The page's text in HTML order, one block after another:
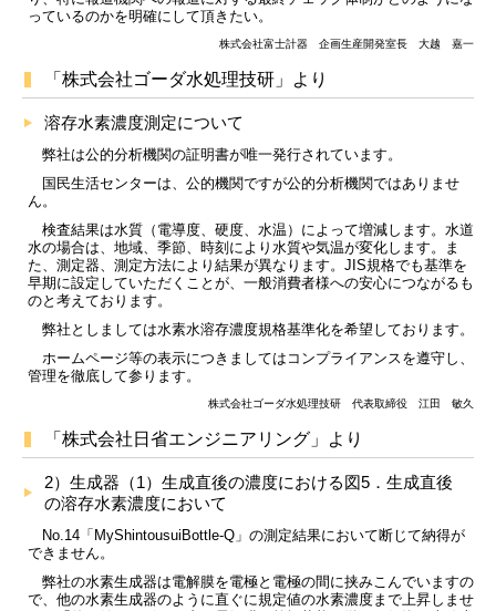
っているのかを明確にして頂きたい。
株式会社富士計器 企画生産開発室長 大越 嘉一
「株式会社ゴーダ水処理技研」より
溶存水素濃度測定について
弊社は公的分析機関の証明書が唯一発行されています。
国民生活センターは、公的機関ですが公的分析機関ではありませ
ん。
検査結果は水質（電導度、硬度、水温）によって増減します。水道
水の場合は、地域、季節、時刻により水質や気温が変化します。ま
た、測定器、測定方法により結果が異なります。JIS規格でも基準を
早期に設定していただくことが、一般消費者様への安心につながるも
のと考えております。
弊社としましては水素水溶存濃度規格基準化を希望しております。
ホームページ等の表示につきましてはコンプライアンスを遵守し、
管理を徹底して参ります。
株式会社ゴーダ水処理技研 代表取締役 江田 敏久
「株式会社日省エンジニアリング」より
2）生成器（1）生成直後の濃度における図5．生成直後
の溶存水素濃度において
No.14「MyShintousuiBottle-Q」の測定結果において断じて納得が
できません。
弊社の水素生成器は電解膜を電極と電極の間に挟みこんでいますの
で、他の水素生成器のように直ぐに規定値の水素濃度まで上昇しませ